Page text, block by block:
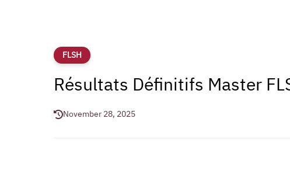
FLSH
Résultats Définitifs Master
November 28, 2025